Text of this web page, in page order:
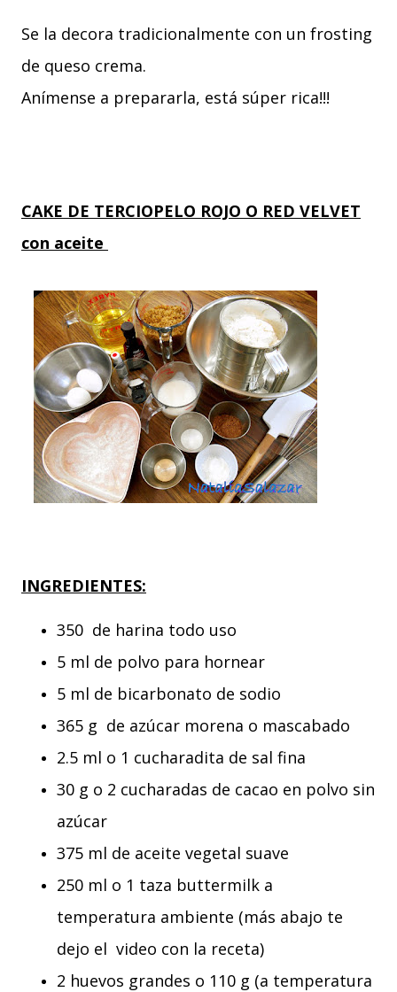
Se la decora tradicionalmente con un frosting
de queso crema.
Anímense a prepararla, está súper rica!!!
CAKE DE TERCIOPELO ROJO O RED VELVET
con aceite
INGREDIENTES:
350 de harina todo uso
5 ml de polvo para hornear
5 ml de bicarbonato de sodio
365 g de azúcar morena o mascabado
2.5 ml o 1 cucharadita de sal fina
30 g o 2 cucharadas de cacao en polvo sin
azúcar
375 ml de aceite vegetal suave
250 ml o 1 taza buttermilk a
temperatura ambiente (más abajo te
dejo el video con la receta)
2 huevos grandes o 110 g (a temperatura